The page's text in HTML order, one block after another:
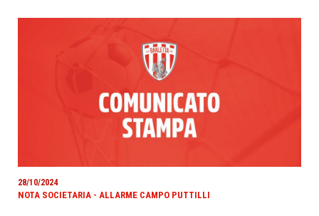
28/10/2024
NOTA SOCIETARIA - ALLARME CAMPO PUTTILLI